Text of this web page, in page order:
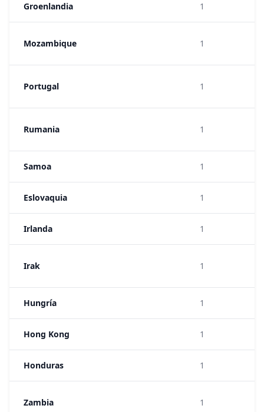
Groenlandia 1
Mozambique 1
Portugal 1
Rumania 1
Samoa 1
Eslovaquia 1
Irlanda 1
Irak 1
Hungría 1
Hong Kong 1
Honduras 1
Zambia 1